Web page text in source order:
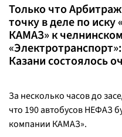
Только что
точку в деле по
КАМАЗ» к
Казани состоялось
За несколько часов до
что 190 автобусов НЕФАЗ
компании КАМАЗ».